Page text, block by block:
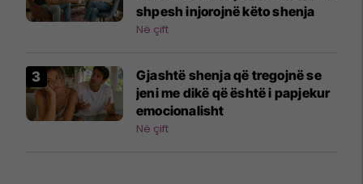
shpesh injorojnë këto shenja
Në çift
Gjashtë shenja që tregojnë se
jeni me dikë që është i papjekur
emocionalisht
Në çift